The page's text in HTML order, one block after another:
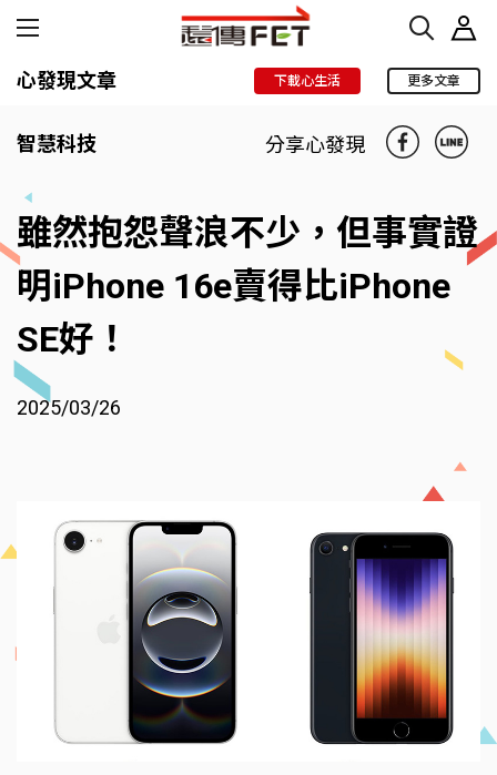
心發現文章 下載心生活 更多文章
智慧科技 分享心發現
雖然抱怨聲浪不少，但事實證
明iPhone 16e賣得比iPhone
SE好！
2025/03/26